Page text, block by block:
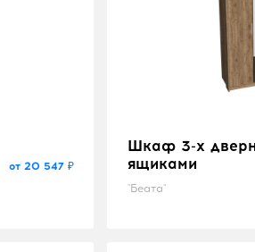
от 20 547 ₽
Шкаф 3-х
ящиками
"Беата"